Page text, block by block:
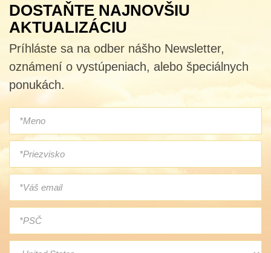
DOSTAŇTE NAJNOVŠIU
AKTUALIZÁCIU
Príhláste sa na odber nášho Newsletter,
oznámení o vystúpeniach, alebo špeciálnych
ponukách.